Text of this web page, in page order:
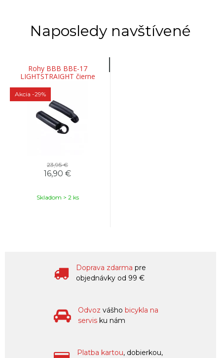
Naposledy navštívené
Rohy BBB BBE-17
LIGHTSTRAIGHT čierne
Akcia -29%
23,95 €
16,90 €
Skladom > 2 ks
Doprava zdarma pre
objednávky od 99 €
Odvoz vášho bicykla na
servis ku nám
Platba kartou, dobierkou,